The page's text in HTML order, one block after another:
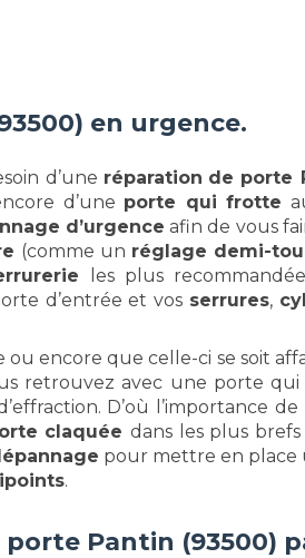
en urgence.
d’une réparation de porte
d’une porte qui frotte
d’urgence afin de vous
(comme un réglage demi-
les plus
d’entrée et vos serrures,
encore que celle-ci se soit
retrouvez avec une porte qui
D’où l’importance
claquée dans les plus brefs
pour mettre en place
.
Pantin (93500)